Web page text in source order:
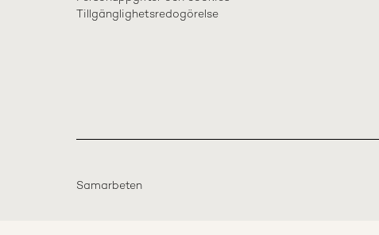
Tillgänglighetsredogörelse
Samarbeten